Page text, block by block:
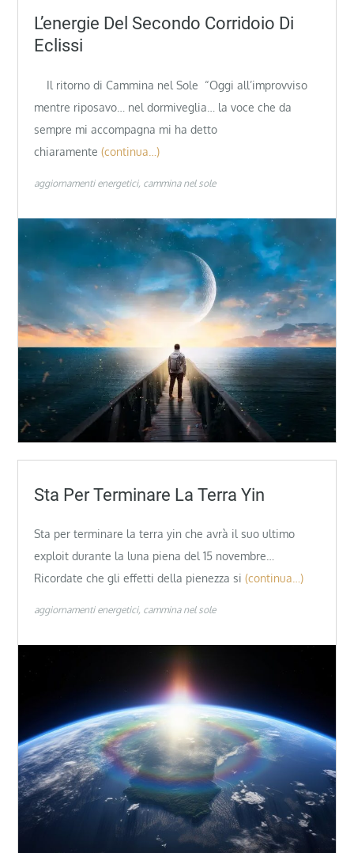
L’energie Del Secondo Corridoio Di
Eclissi
Il ritorno di Cammina nel Sole “Oggi all’improvviso
mentre riposavo… nel dormiveglia… la voce che da
sempre mi accompagna mi ha detto
chiaramente (continua…)
aggiornamenti energetici cammina nel sole
Sta Per Terminare La Terra Yin
Sta per terminare la terra yin che avrà il suo ultimo
exploit durante la luna piena del 15 novembre…
Ricordate che gli effetti della pienezza si (continua…)
aggiornamenti energetici cammina nel sole